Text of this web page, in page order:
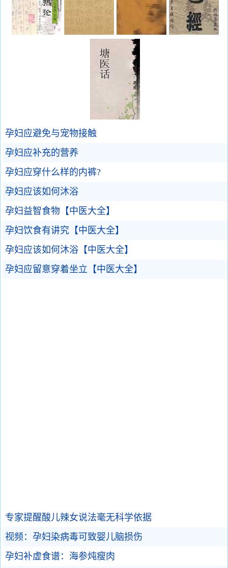
孕妇应避免与宠物接触
孕妇应补充的营养
孕妇应穿什么样的内裤?
孕妇应该如何沐浴
孕妇益智食物【中医大全】
孕妇饮食有讲究【中医大全】
孕妇应该如何沐浴【中医大全】
孕妇应留意穿着坐立【中医大全】
专家提醒酸儿辣女说法毫无科学依据
视频：孕妇染病毒可致婴儿脑损伤
孕妇补虚食谱：海参炖瘦肉